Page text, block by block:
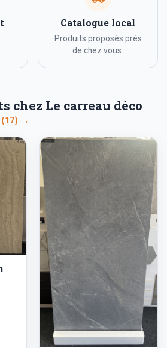
Catalogue local
Produits proposés près
de chez vous.
chez Le carreau déco
→